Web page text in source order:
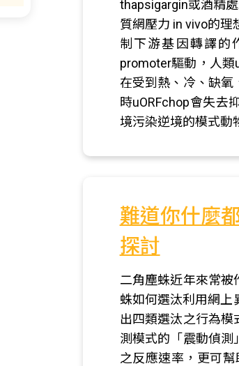
thapsigargin或酒精
質網壓力 in vivo的理
制下游基因轉譯的
promoter驅動，人類
在受到熱、冷、缺
時uORFchop會失去
境污染逆境的模式動
難道你什麼
探討
二角塵蛛近年來常
蛛如何選汰利用網上
出四類選汰之行為
測模式的「震動偵
之反應速率，更可